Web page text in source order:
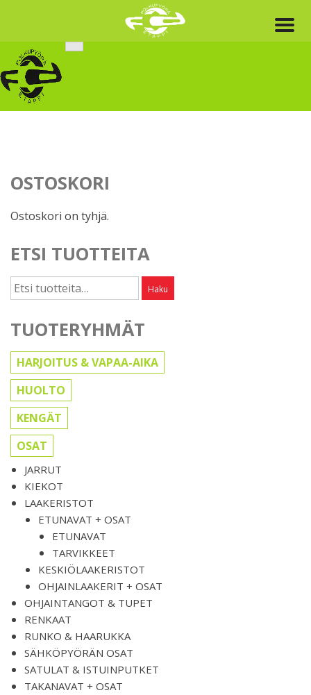
content
OSTOSKORI
Ostoskori on tyhjä.
ETSI TUOTTEITA
Etsi: Haku
TUOTERYHMÄT
HARJOITUS & VAPAA-AIKA
HUOLTO
KENGÄT
OSAT
JARRUT
KIEKOT
LAAKERISTOT
ETUNAVAT + OSAT
ETUNAVAT
TARVIKKEET
KESKIÖLAAKERISTOT
OHJAINLAAKERIT + OSAT
OHJAINTANGOT & TUPET
RENKAAT
RUNKO & HAARUKKA
SÄHKÖPYÖRÄN OSAT
SATULAT & ISTUINPUTKET
TAKANAVAT + OSAT